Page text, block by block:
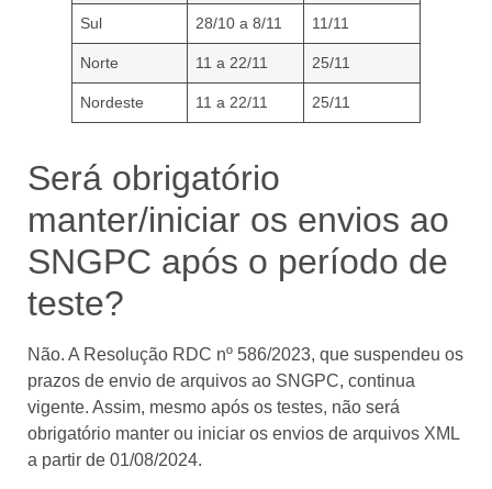
Sul 28/10 a 8/11 11/11
Norte 11 a 22/11 25/11
Nordeste 11 a 22/11 25/11
Será obrigatório
manter/iniciar os envios ao
SNGPC após o período de
teste?
Não. A Resolução RDC nº 586/2023, que suspendeu os
prazos de envio de arquivos ao SNGPC, continua
vigente. Assim, mesmo após os testes, não será
obrigatório manter ou iniciar os envios de arquivos XML
a partir de 01/08/2024.